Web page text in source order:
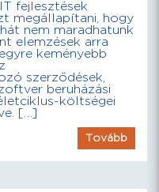
fejlesztések
megállapítani, hogy
nem maradhatunk
elemzések arra
keményebb
szerződések,
beruházási
költségei
[…]
Tovább